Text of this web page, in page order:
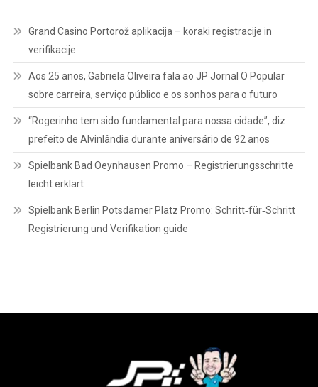
Grand Casino Portorož aplikacija – koraki registracije in
verifikacije
Aos 25 anos, Gabriela Oliveira fala ao JP Jornal O Popular
sobre carreira, serviço público e os sonhos para o futuro
“Rogerinho tem sido fundamental para nossa cidade”, diz
prefeito de Alvinlândia durante aniversário de 92 anos
Spielbank Bad Oeynhausen Promo – Registrierungsschritte
leicht erklärt
Spielbank Berlin Potsdamer Platz Promo: Schritt‑für‑Schritt
Registrierung und Verifikation guide